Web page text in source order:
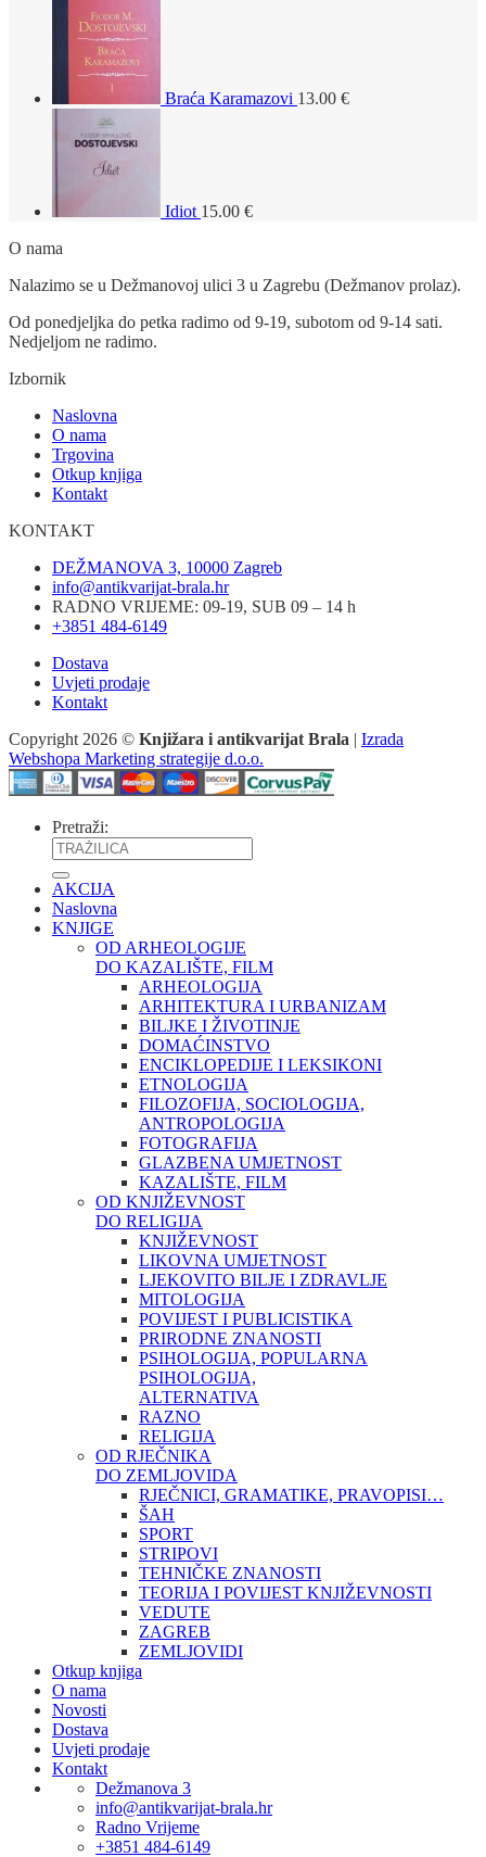
Braća Karamazovi 13.00 €
Idiot 15.00 €
O nama
Nalazimo se u Dežmanovoj ulici 3 u Zagrebu (Dežmanov prolaz).
Od ponedjeljka do petka radimo od 9-19, subotom od 9-14 sati.
Nedjeljom ne radimo.
Izbornik
Naslovna
O nama
Trgovina
Otkup knjiga
Kontakt
KONTAKT
DEŽMANOVA 3, 10000 Zagreb
info@antikvarijat-brala.hr
RADNO VRIJEME: 09-19, SUB 09 – 14 h
+3851 484-6149
Dostava
Uvjeti prodaje
Kontakt
Copyright 2026 © Knjižara i antikvarijat Brala | Izrada
Webshopa Marketing strategije d.o.o.
Pretraži:
AKCIJA
Naslovna
KNJIGE
OD ARHEOLOGIJE
DO KAZALIŠTE, FILM
ARHEOLOGIJA
ARHITEKTURA I URBANIZAM
BILJKE I ŽIVOTINJE
DOMAĆINSTVO
ENCIKLOPEDIJE I LEKSIKONI
ETNOLOGIJA
FILOZOFIJA, SOCIOLOGIJA,
ANTROPOLOGIJA
FOTOGRAFIJA
GLAZBENA UMJETNOST
KAZALIŠTE, FILM
OD KNJIŽEVNOST
DO RELIGIJA
KNJIŽEVNOST
LIKOVNA UMJETNOST
LJEKOVITO BILJE I ZDRAVLJE
MITOLOGIJA
POVIJEST I PUBLICISTIKA
PRIRODNE ZNANOSTI
PSIHOLOGIJA, POPULARNA
PSIHOLOGIJA,
ALTERNATIVA
RAZNO
RELIGIJA
OD RJEČNIKA
DO ZEMLJOVIDA
RJEČNICI, GRAMATIKE, PRAVOPISI…
ŠAH
SPORT
STRIPOVI
TEHNIČKE ZNANOSTI
TEORIJA I POVIJEST KNJIŽEVNOSTI
VEDUTE
ZAGREB
ZEMLJOVIDI
Otkup knjiga
O nama
Novosti
Dostava
Uvjeti prodaje
Kontakt
Dežmanova 3
info@antikvarijat-brala.hr
Radno Vrijeme
+3851 484-6149